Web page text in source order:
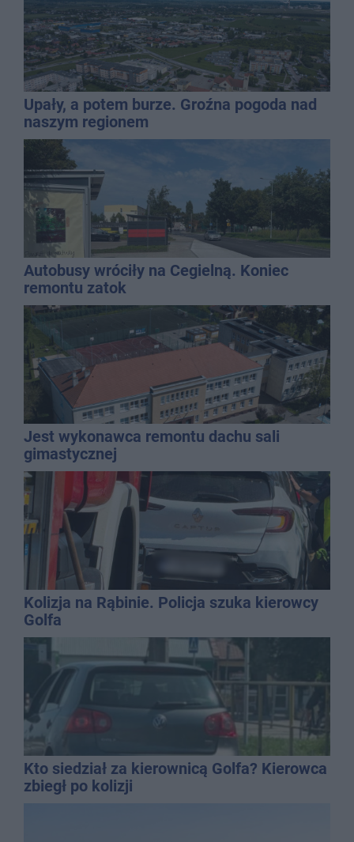
Upały, a potem burze. Groźna pogoda nad
naszym regionem
Autobusy wróciły na Cegielną. Koniec
remontu zatok
Jest wykonawca remontu dachu sali
gimastycznej
Kolizja na Rąbinie. Policja szuka kierowcy
Golfa
Kto siedział za kierownicą Golfa? Kierowca
zbiegł po kolizji